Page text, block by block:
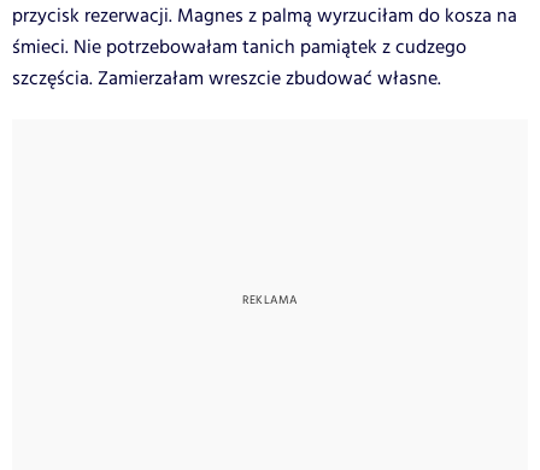
przycisk rezerwacji. Magnes z palmą wyrzuciłam do kosza na
śmieci. Nie potrzebowałam tanich pamiątek z cudzego
szczęścia. Zamierzałam wreszcie zbudować własne.